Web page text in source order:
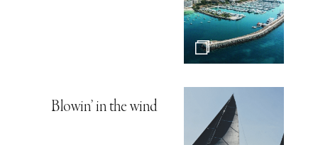
Blowin’ in the wind